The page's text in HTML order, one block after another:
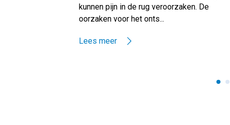
kunnen pijn in de rug veroorzaken. De
oorzaken voor het onts...
Lees meer